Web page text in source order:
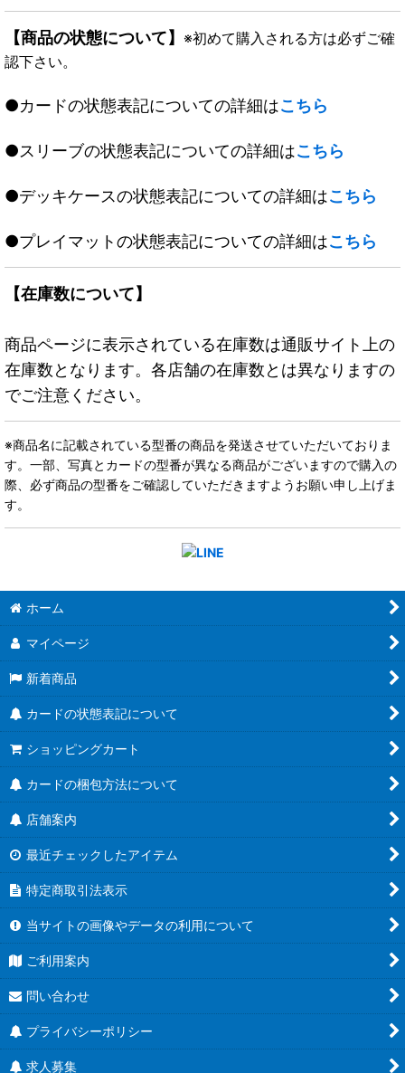
【商品の状態について】 ※初めて購入される方は必ずご確
認下さい。
●カードの状態表記についての詳細はこちら
●スリーブの状態表記についての詳細はこちら
●デッキケースの状態表記についての詳細はこちら
●プレイマットの状態表記についての詳細はこちら
【在庫数について】
商品ページに表示されている在庫数は通販サイト上の
在庫数となります。各店舗の在庫数とは異なりますの
でご注意ください。
※商品名に記載されている型番の商品を発送させていただいておりま
す。一部、写真とカードの型番が異なる商品がございますので購入の
際、必ず商品の型番をご確認していただきますようお願い申し上げま
す。
ホーム
マイページ
新着商品
カードの状態表記について
ショッピングカート
カードの梱包方法について
店舗案内
最近チェックしたアイテム
特定商取引法表示
当サイトの画像やデータの利用について
ご利用案内
問い合わせ
プライバシーポリシー
求人募集